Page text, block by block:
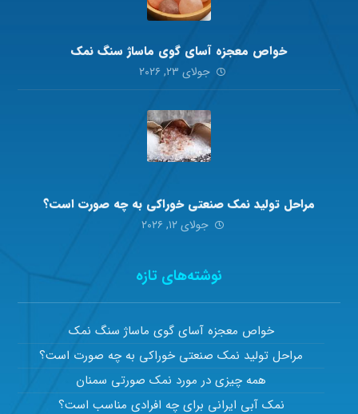
خواص معجزه آسای گوی ماساژ سنگ نمک
جولای ۲۳, ۲۰۲۶
مراحل تولید نمک صنعتی خوراکی به چه صورت است؟
جولای ۱۲, ۲۰۲۶
نوشته‌های تازه
خواص معجزه آسای گوی ماساژ سنگ نمک
مراحل تولید نمک صنعتی خوراکی به چه صورت است؟
همه چیزی در مورد نمک صورتی سمنان
نمک آبی ایرانی برای چه افرادی مناسب است؟